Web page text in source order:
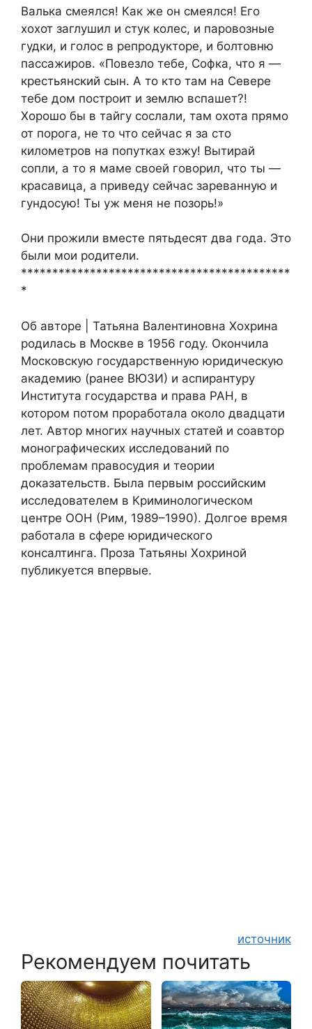
Валька смеялся! Как же он смеялся! Его
хохот заглушил и стук колес, и паровозные
гудки, и голос в репродукторе, и болтовню
пассажиров. «Повезло тебе, Софка, что я —
крестьянский сын. А то кто там на Севере
тебе дом построит и землю вспашет?!
Хорошо бы в тайгу сослали, там охота прямо
от порога, не то что сейчас я за сто
километров на попутках езжу! Вытирай
сопли, а то я маме своей говорил, что ты —
красавица, а приведу сейчас зареванную и
гундосую! Ты уж меня не позорь!»
Они прожили вместе пятьдесят два года. Это
были мои родители.
*******************************************
*
Об авторе | Татьяна Валентиновна Хохрина
родилась в Москве в 1956 году. Окончила
Московскую государственную юридическую
академию (ранее ВЮЗИ) и аспирантуру
Института государства и права РАН, в
котором потом проработала около двадцати
лет. Автор многих научных статей и соавтор
монографических исследований по
проблемам правосудия и теории
доказательств. Была первым российским
исследователем в Криминологическом
центре ООН (Рим, 1989–1990). Долгое время
работала в сфере юридического
консалтинга. Проза Татьяны Хохриной
публикуется впервые.
источник
Рекомендуем почитать